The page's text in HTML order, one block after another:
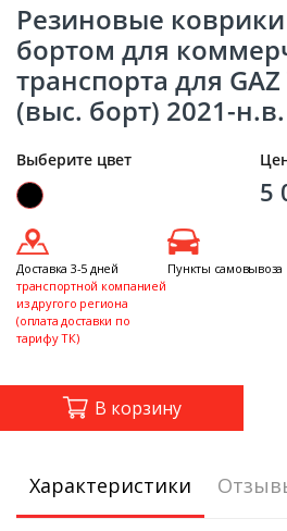
Резиновые
бортом для
транспорта для
(выс. борт) 2021-н.в.
Выберите цвет
5
В корзину
Доставка 3-5 дней
транспортной компанией
из другого региона
(оплата доставки по
тарифу ТК)
Пункты самовывоза
Характеристики